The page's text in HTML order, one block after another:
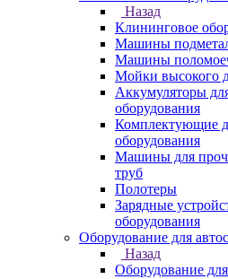
Назад
Клининговое
Машины
Машины
Мойки высокого
Аккумуляторы
оборудования
Комплектующие
оборудования
Машины для
труб
Полотеры
Зарядные
оборудования
Оборудование для
Назад
Оборудование